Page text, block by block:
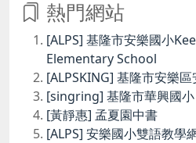
熱門網站
[ALPS] 基隆市安樂國小
Elementary School
[ALPSKING] 基隆市安樂
[singring] 基隆市華興國小
[黃靜惠] 孟夏園中書
[ALPS] 安樂國小雙語教學